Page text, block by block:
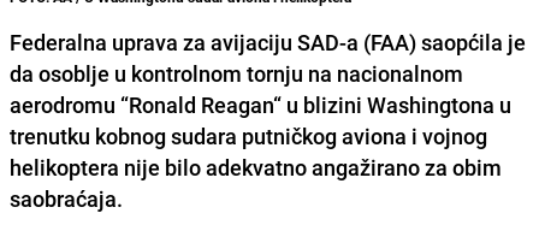
Federalna uprava za avijaciju SAD-a (FAA) saopćila je
da osoblje u kontrolnom tornju na nacionalnom
aerodromu “Ronald Reagan“ u blizini Washingtona u
trenutku kobnog sudara putničkog aviona i vojnog
helikoptera nije bilo adekvatno angažirano za obim
saobraćaja.